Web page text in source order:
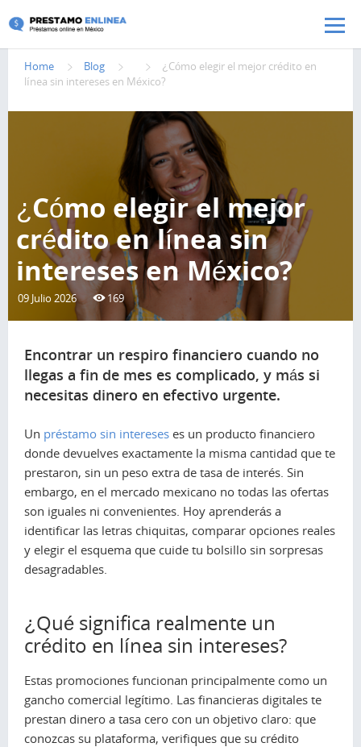
Pasar al contenido principal
Home Blog
¿Cómo elegir el mejor crédito en
línea sin intereses en México?
¿Cómo elegir el mejor
crédito en línea sin
intereses en México?
09 Julio 2026 169
Encontrar un respiro financiero cuando no
llegas a fin de mes es complicado, y más si
necesitas dinero en efectivo urgente.
Un préstamo sin intereses es un producto financiero
donde devuelves exactamente la misma cantidad que te
prestaron, sin un peso extra de tasa de interés. Sin
embargo, en el mercado mexicano no todas las ofertas
son iguales ni convenientes. Hoy aprenderás a
identificar las letras chiquitas, comparar opciones reales
y elegir el esquema que cuide tu bolsillo sin sorpresas
desagradables.
¿Qué significa realmente un
crédito en línea sin intereses?
Estas promociones funcionan principalmente como un
gancho comercial legítimo. Las financieras digitales te
prestan dinero a tasa cero con un objetivo claro: que
conozcas su plataforma, verifiques que su crédito